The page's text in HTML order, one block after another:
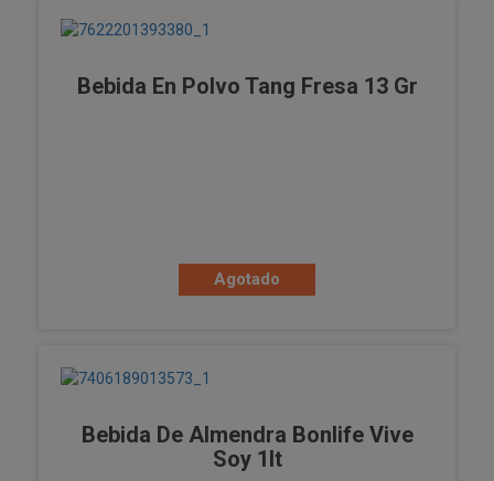
Bebida En Polvo Tang Fresa 13 Gr
Agotado
Bebida De Almendra Bonlife Vive
Soy 1lt